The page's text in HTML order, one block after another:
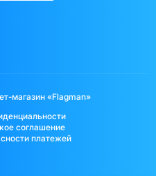
магазин «Flagman»
соглашение
платежей